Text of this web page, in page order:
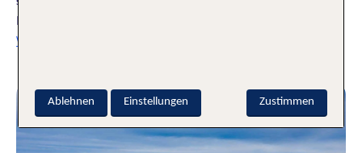
Heute stellen wir euch die TOP 6 Skigebiete in Polen vor.
Weiterlesen
Zustimmen
Ablehnen Einstellungen